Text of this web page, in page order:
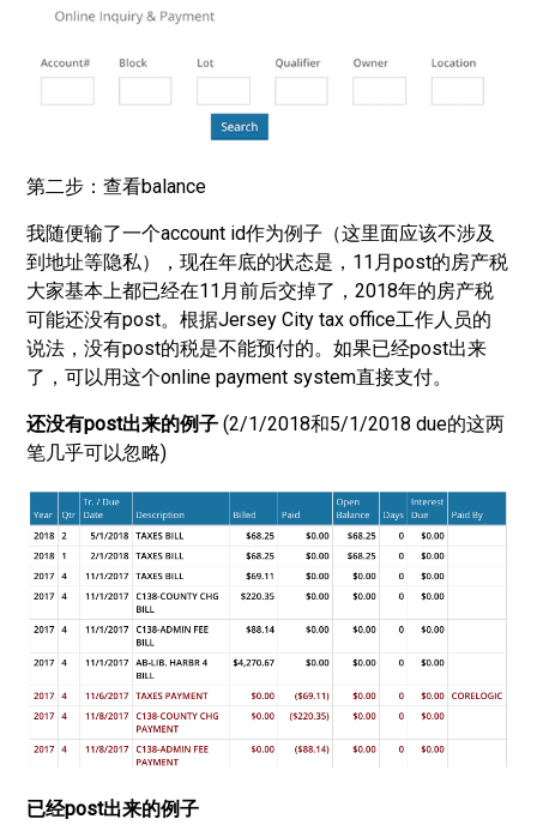
第二步：查看balance
我随便输了一个account id作为例子（这里面应该不涉及
到地址等隐私），现在年底的状态是，11月post的房产税
大家基本上都已经在11月前后交掉了，2018年的房产税
可能还没有post。根据Jersey City tax office工作人员的
说法，没有post的税是不能预付的。如果已经post出来
了，可以用这个online payment system直接支付。
还没有post出来的例子 (2/1/2018和5/1/2018 due的这两
笔几乎可以忽略)
已经post出来的例子